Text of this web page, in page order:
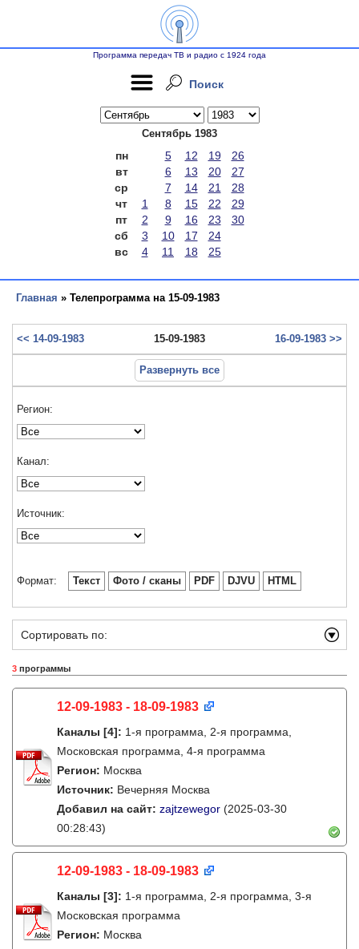
Программа передач ТВ и радио с 1924 года
Поиск
Сентябрь 1983
пн 5 12 19
26
вт
6 13 20
27
ср
7 14 21
28
чт
1 8 15 22
29
пт
2 9 16 23
30
сб
3 10 17
24
вс
4 11 18 25
Главная » Телепрограмма на 15-09-1983
<< 14-09-1983 15-09-1983 16-09-1983 >>
Развернуть все
Регион:
Канал:
Источник:
Формат: Текст Фото / сканы PDF DJVU HTML
Сортировать по:
3 программы
12-09-1983 - 18-09-1983
Каналы [4]: 1-я программа, 2-я программа,
Московская программа, 4-я программа
Регион: Москва
Источник: Вечерняя Москва
Добавил на сайт: zajtzewegor (2025-03-30
00:28:43)
12-09-1983 - 18-09-1983
Каналы [3]: 1-я программа, 2-я программа, 3-я
Московская программа
Регион: Москва